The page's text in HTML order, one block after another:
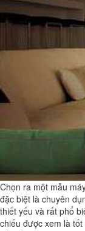
Chọn ra một mẫu
đặc biệt là chuyên
thiết yếu và rất phổ
chiếu được xem là